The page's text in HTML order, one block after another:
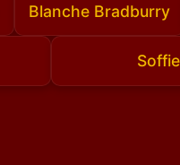
Blanche Bradburry